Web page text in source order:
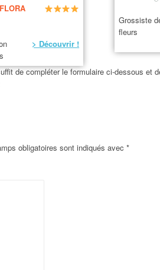
> Découvrir !
Grossiste
fleurs
de compléter le formulaire ci-dessous et
obligatoires sont indiqués avec *